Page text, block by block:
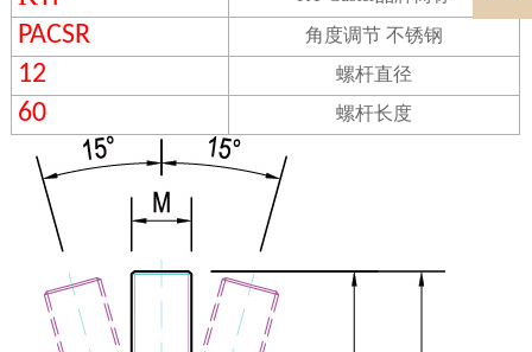
PACSR 角度调节 不锈钢
12 螺杆直径
60 螺杆长度